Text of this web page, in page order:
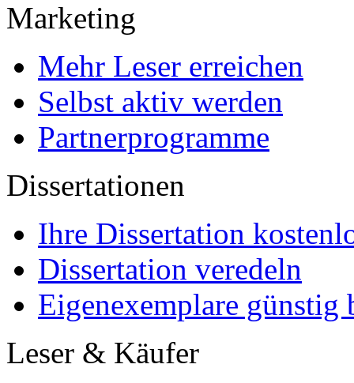
Marketing
Mehr Leser erreichen
Selbst aktiv werden
Partnerprogramme
Dissertationen
Ihre Dissertation
Dissertation veredeln
Eigenexemplare günstig
Leser & Käufer